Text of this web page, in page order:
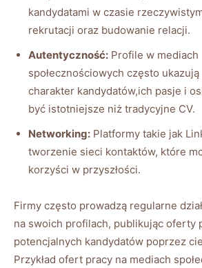
kandydatami w czasie
rekrutacji oraz budowanie relacji.
Autentyczność: Profile w mediach
społecznościowych często
charakter kandydatów,ich pasje i
być istotniejsze niż tradycyjne CV.
Networking: Platformy takie jak
tworzenie sieci kontaktów, które
korzyści w przyszłości.
Firmy często prowadzą regularne
na swoich profilach, publikując oferty
potencjalnych kandydatów poprzez
Przykład ofert pracy na mediach